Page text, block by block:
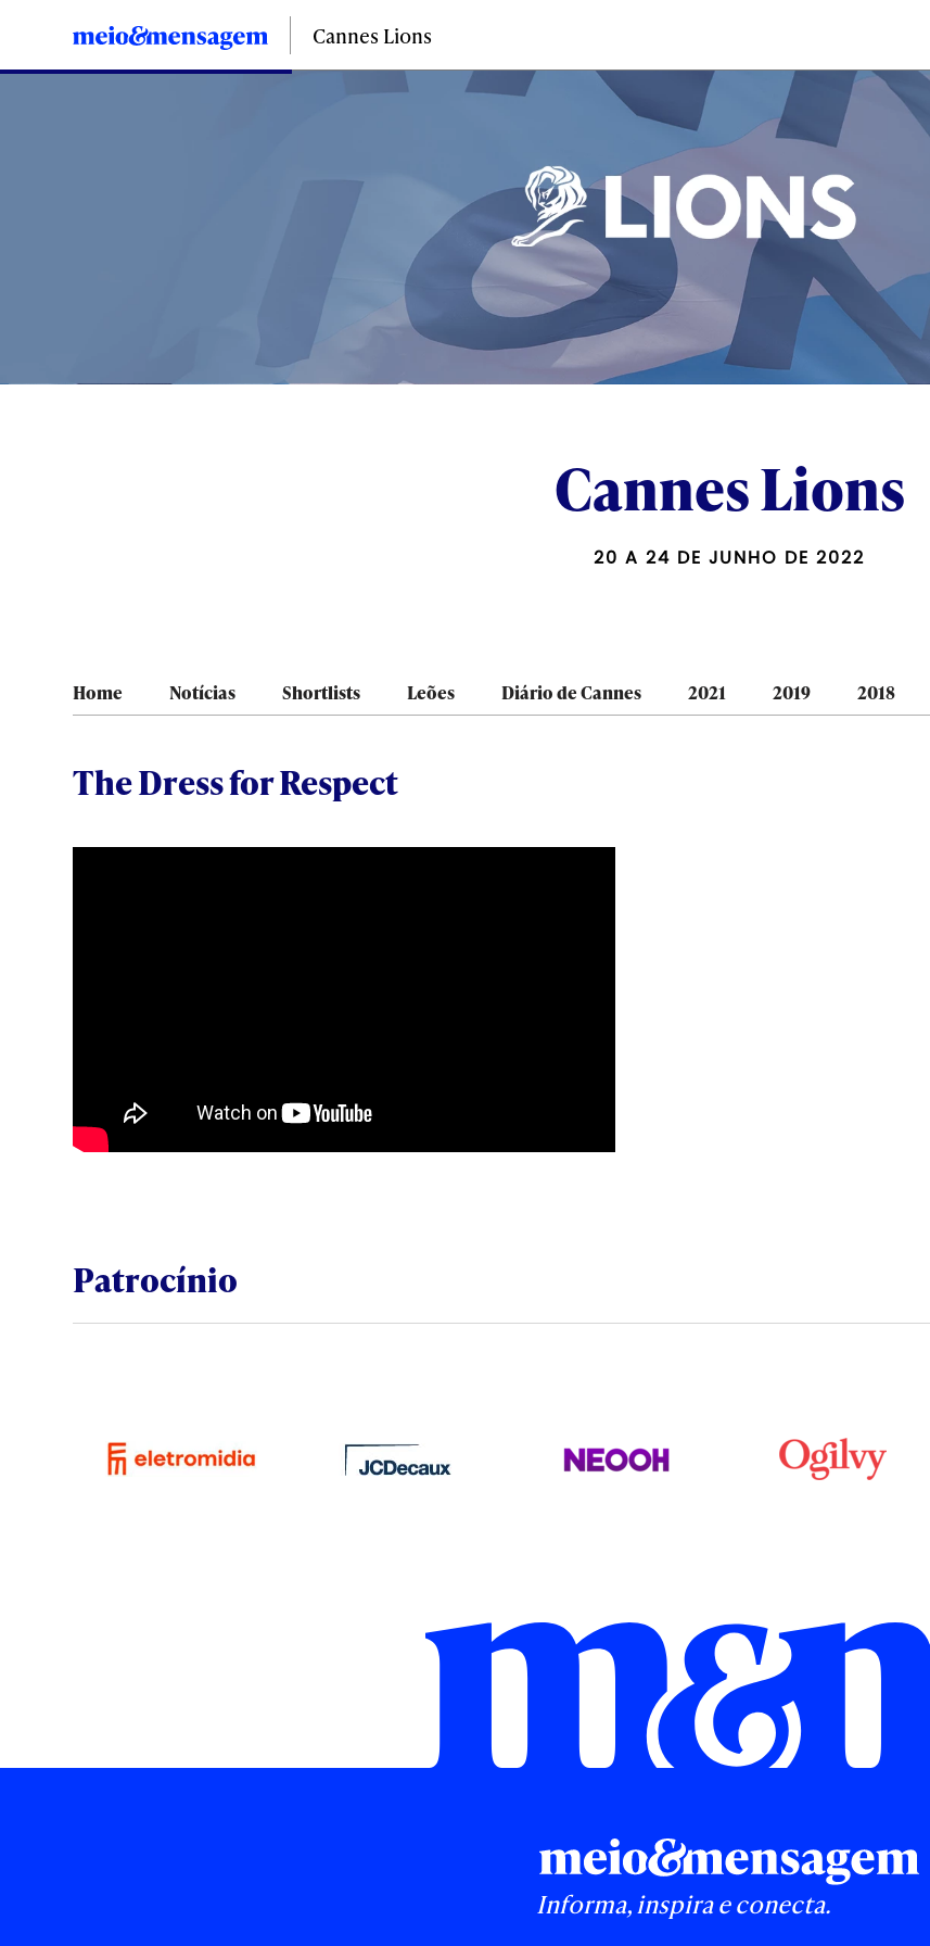
Cannes Lions
Cannes Lions
20 A 24 DE JUNHO DE 2022
Home Notícias Shortlists Leões Diário de Cannes 2021 2019 2018
The Dress for Respect
Patrocínio
Informa, inspira e conecta.